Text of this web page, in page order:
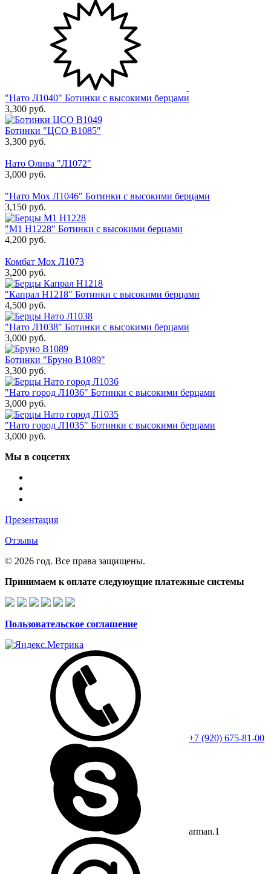
"Нато Л1040" Ботинки с высокими берцами
3,300 руб.
Ботинки "ЦСО В1085"
3,300 руб.
Нато Олива "Л1072"
3,000 руб.
"Нато Мох Л1046" Ботинки с высокими берцами
3,150 руб.
"М1 Н1228" Ботинки с высокими берцами
4,200 руб.
Комбат Мох Л1073
3,200 руб.
"Капрал Н1218" Ботинки с высокими берцами
4,500 руб.
"Нато Л1038" Ботинки с высокими берцами
3,000 руб.
Ботинки "Бруно В1089"
3,300 руб.
"Нато город Л1036" Ботинки с высокими берцами
3,000 руб.
"Нато город Л1035" Ботинки с высокими берцами
3,000 руб.
Мы в соцсетях
Презентация
Отзывы
© 2026 год. Все права защищены.
Принимаем к оплате следуюущие платежные системы
Пользовательское соглашение
+7 (920) 675-81-00
arman.1